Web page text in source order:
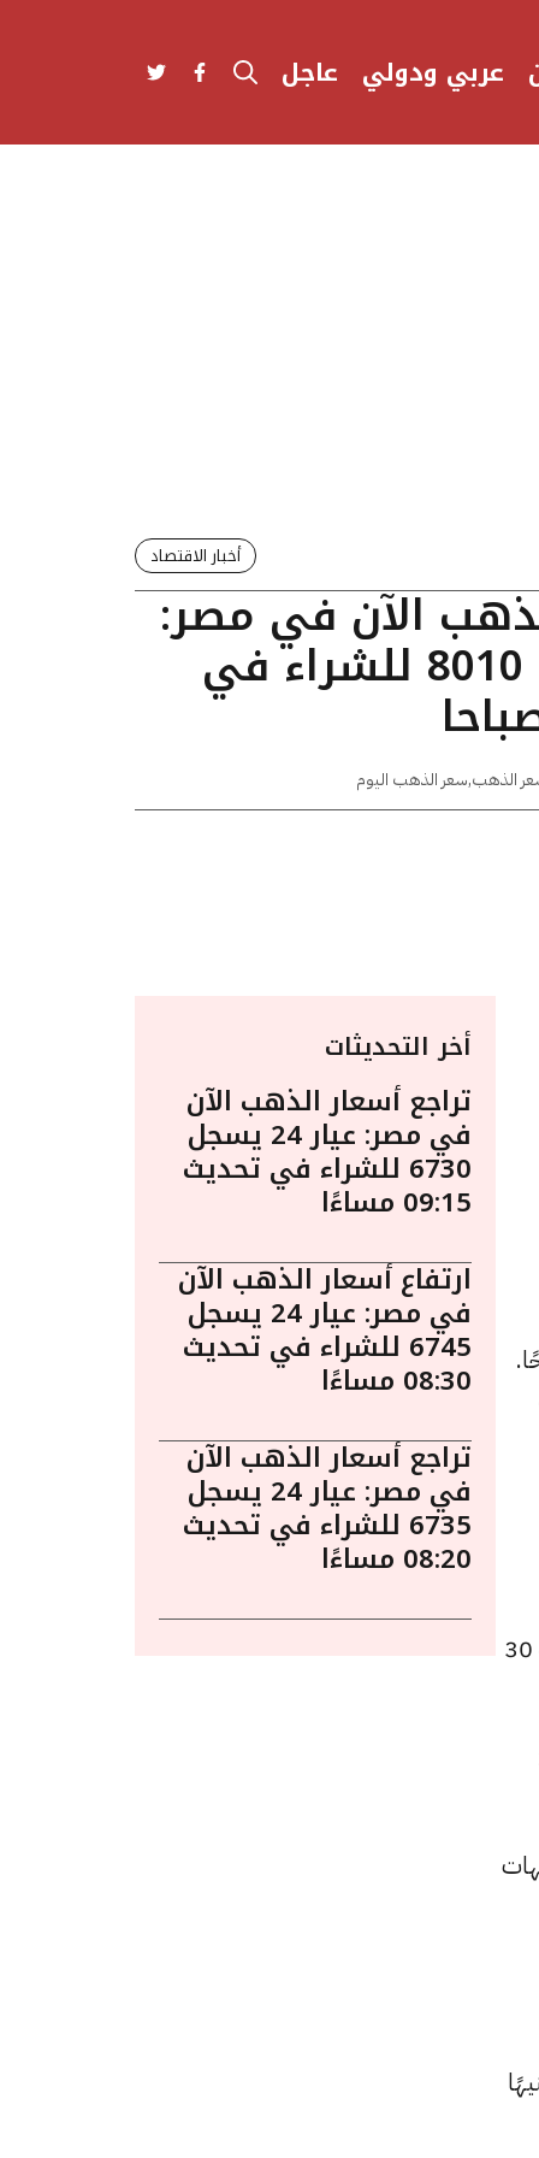
عربي ودولي عاجل
أخبار الاقتصاد
الآن في مصر:
عيار 24 يسجل 8010 للشراء في
الذهب,سعر الذهب اليوم
الساعة 11:55 صباحًا.
كما سجل سعر عيار 21 انخفاضًا ليصل إلى 7130 جنيهًا للبيع و7010 جنيهًا للشراء، منخفضًا بقيمة 30
جنيهًا للشراء، بتراجعًا قيمته 20 جنيهات
ليبلغ 253450 جنيهًا للبيع و249185 جنيهًا
أخر التحديثات
تراجع أسعار الذهب الآن
في مصر: عيار 24 يسجل
6730 للشراء في تحديث
09:15 مساءًا
ارتفاع أسعار الذهب الآن
في مصر: عيار 24 يسجل
6745 للشراء في تحديث
08:30 مساءًا
تراجع أسعار الذهب الآن
في مصر: عيار 24 يسجل
6735 للشراء في تحديث
08:20 مساءًا